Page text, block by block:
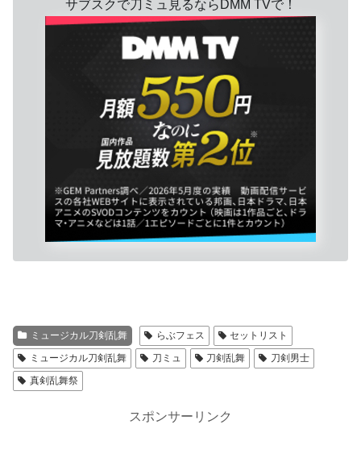
サブスクで刀ミュ見るならDMM TVで！
ミュージカル刀剣乱舞 らぶフェス
セットリスト
ミュージカル刀剣乱舞
刀ミュ 刀剣乱舞
刀剣男士
真剣乱舞祭
スポンサーリンク